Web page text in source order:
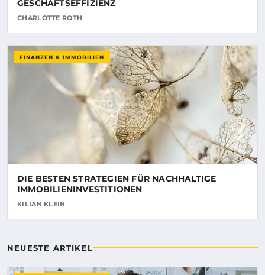
GESCHÄFTSEFFIZIENZ
CHARLOTTE ROTH
FINANZEN & IMMOBILIEN
DIE BESTEN STRATEGIEN FÜR NACHHALTIGE
IMMOBILIENINVESTITIONEN
KILIAN KLEIN
NEUESTE ARTIKEL